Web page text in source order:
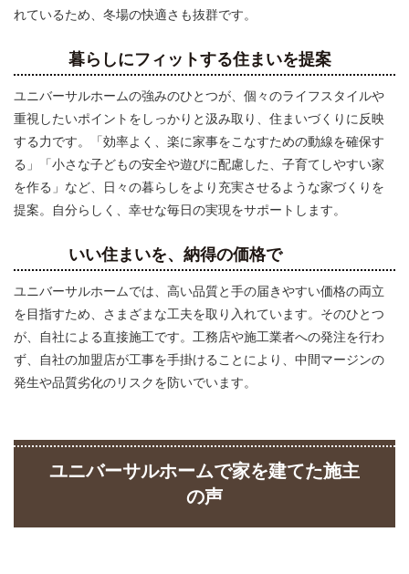
れているため、冬場の快適さも抜群です。
暮らしにフィットする住まいを提案
ユニバーサルホームの強みのひとつが、個々のライフスタイルや
重視したいポイントをしっかりと汲み取り、住まいづくりに反映
する力です。「効率よく、楽に家事をこなすための動線を確保す
る」「小さな子どもの安全や遊びに配慮した、子育てしやすい家
を作る」など、日々の暮らしをより充実させるような家づくりを
提案。自分らしく、幸せな毎日の実現をサポートします。
いい住まいを、納得の価格で
ユニバーサルホームでは、高い品質と手の届きやすい価格の両立
を目指すため、さまざまな工夫を取り入れています。そのひとつ
が、自社による直接施工です。工務店や施工業者への発注を行わ
ず、自社の加盟店が工事を手掛けることにより、中間マージンの
発生や品質劣化のリスクを防いでいます。
ユニバーサルホームで家を建てた施主
の声